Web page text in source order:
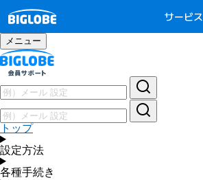
サービス
メニュー
トップ
設定方法
各種手続き